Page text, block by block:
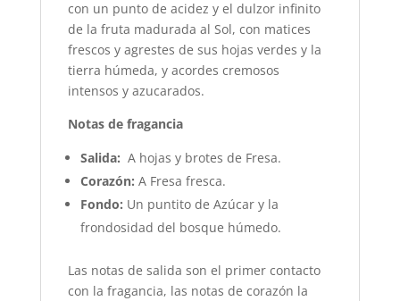
con un punto de acidez y el dulzor infinito
de la fruta madurada al Sol, con matices
frescos y agrestes de sus hojas verdes y la
tierra húmeda, y acordes cremosos
intensos y azucarados.
Notas de fragancia
Salida: A hojas y brotes de Fresa.
Corazón: A Fresa fresca.
Fondo: Un puntito de Azúcar y la
frondosidad del bosque húmedo.
Las notas de salida son el primer contacto
con la fragancia, las notas de corazón la